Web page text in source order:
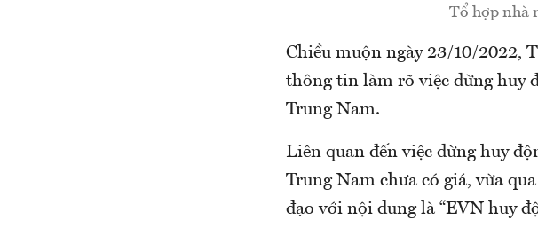
Tổ hợp nhà
Chiều muộn ngày 23/10/2022,
thông tin làm rõ việc dừng huy
Trung Nam.
Liên quan đến việc dừng huy
Trung Nam chưa có giá, vừa
đạo với nội dung là “EVN huy